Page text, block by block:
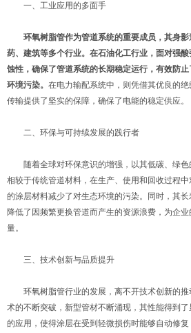
一、工业应用的多面手
环氧树脂管作为管道系统的重要成员，其身
药、建筑等多个行业。在石油化工行业，面对强
蚀性，确保了管道系统的长期稳定运行，有效防
环境污染。 在电力输配系统中，则凭借其优良的
传输提供了坚实的保障，确保了电能的稳定供应。
二、环保与可持续发展的践行者
随着全球对环保意识的增强，以其低碳、绿色
相较于传统管道材料，在生产、使用和回收过程
的涂层材料减少了对生态环境的污染。同时，其
降低了因频繁更换管道而产生的资源浪费，为企
量。
三、技术创新与品质提升
环氧树脂管行业的发展，离不开技术创新的推
术的不断突破，新型管材不断涌现，其性能得到
的应用，使得涂层在受到轻微损伤时能够自动修